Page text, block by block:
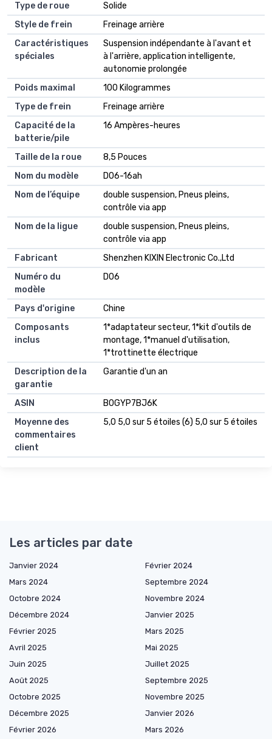
Type de roue
Solide
Style de frein
Freinage arrière
Caractéristiques
spéciales
Suspension indépendante à l'avant et
à l'arrière, application intelligente,
autonomie prolongée
Poids maximal
100 Kilogrammes
Type de frein
Freinage arrière
Capacité de la
batterie/pile
16 Ampères-heures
Taille de la roue
8,5 Pouces
Nom du modèle
D06-16ah
Nom de l’équipe
double suspension, Pneus pleins,
contrôle via app
Nom de la ligue
double suspension, Pneus pleins,
contrôle via app
Fabricant
‎Shenzhen KIXIN Electronic Co.,Ltd
Numéro du
modèle
D06
Pays d'origine
Chine
Composants
inclus
1*adaptateur secteur, 1*kit d'outils de
montage, 1*manuel d'utilisation,
1*trottinette électrique
Description de la
garantie
Garantie d'un an
ASIN
B0GYP7BJ6K
Moyenne des
commentaires
client
5,0 5,0 sur 5 étoiles (6) 5,0 sur 5 étoiles
Les articles par date
Janvier 2024
Février 2024
Mars 2024
Septembre 2024
Octobre 2024
Novembre 2024
Décembre 2024
Janvier 2025
Février 2025
Mars 2025
Avril 2025
Mai 2025
Juin 2025
Juillet 2025
Août 2025
Septembre 2025
Octobre 2025
Novembre 2025
Décembre 2025
Janvier 2026
Février 2026
Mars 2026